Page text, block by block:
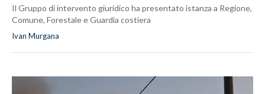
Il Gruppo di intervento giuridico ha presentato istanza a Regione,
Comune, Forestale e Guardia costiera
Ivan Murgana